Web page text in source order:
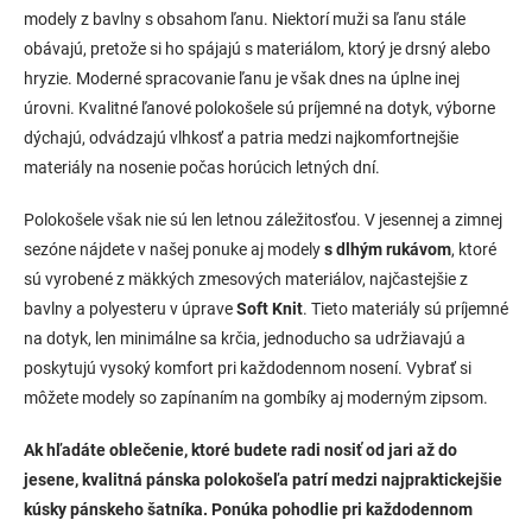
modely z bavlny s obsahom ľanu. Niektorí muži sa ľanu stále
obávajú, pretože si ho spájajú s materiálom, ktorý je drsný alebo
hryzie. Moderné spracovanie ľanu je však dnes na úplne inej
úrovni. Kvalitné ľanové polokošele sú príjemné na dotyk, výborne
dýchajú, odvádzajú vlhkosť a patria medzi najkomfortnejšie
materiály na nosenie počas horúcich letných dní.
Polokošele však nie sú len letnou záležitosťou. V jesennej a zimnej
sezóne nájdete v našej ponuke aj modelys dlhým rukávom, ktoré
sú vyrobené z mäkkých zmesových materiálov, najčastejšie z
bavlny a polyesteru v úpraveSoft Knit. Tieto materiály sú príjemné
na dotyk, len minimálne sa krčia, jednoducho sa udržiavajú a
poskytujú vysoký komfort pri každodennom nosení. Vybrať si
môžete modely so zapínaním na gombíky aj moderným zipsom.
Ak hľadáte oblečenie, ktoré budete radi nosiť od jari až do
jesene, kvalitná pánska polokošeľa patrí medzi najpraktickejšie
kúsky pánskeho šatníka. Ponúka pohodlie pri každodennom